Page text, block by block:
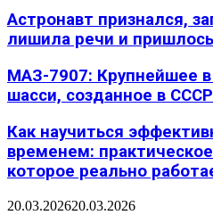
Астронавт признался,
лишила речи и
МАЗ-7907: Крупнейшее
шасси, созданное в
Как научиться
временем:
которое реально
20.03.202620.03.2026